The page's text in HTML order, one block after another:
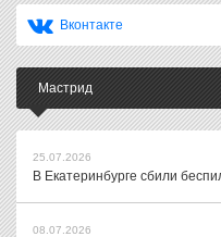
Вконтакте
Мастрид
25.07.2026
В Екатеринбурге сбили
08.07.2026